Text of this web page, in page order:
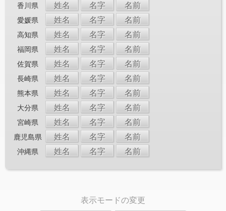
香川県 姓名 名字 名前
愛媛県 姓名 名字 名前
高知県 姓名 名字 名前
福岡県 姓名 名字 名前
佐賀県 姓名 名字 名前
長崎県 姓名 名字 名前
熊本県 姓名 名字 名前
大分県 姓名 名字 名前
宮崎県 姓名 名字 名前
鹿児島県 姓名 名字 名前
沖縄県 姓名 名字 名前
表示モードの変更